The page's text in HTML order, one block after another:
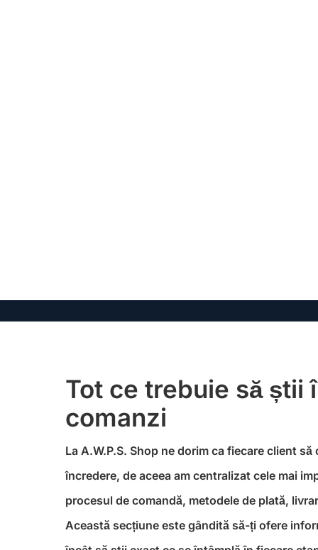
Tot ce trebuie să știi
comanzi
La A.W.P.S. Shop ne dorim ca fiecare client
încredere, de aceea am centralizat cele mai
procesul de comandă, metodele de plată,
Această secțiune este gândită să-ți ofere